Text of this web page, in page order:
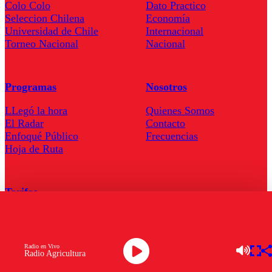
Radio Agricultura
Radio en Vivo
Colo Colo
Seleccion Chilena
Universidad de Chile
Torneo Nacional
Dato Practico
Economía
Internacional
Nacional
Programas
LLegó la hora
El Radar
Enfoqué Público
Hoja de Ruta
Nosotros
Quienes Somos
Contacto
Frecuencias
Tarifas